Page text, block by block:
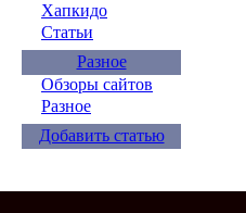
Хапкидо
Статьи
Разное
Обзоры сайтов
Разное
Добавить статью